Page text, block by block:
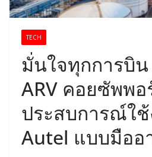
TECH
มั่นใจทุกการบิน
ARV คอยซัพพอ
ประสบการณ์ใ
Autel แบบมืออ